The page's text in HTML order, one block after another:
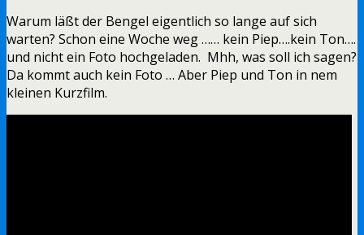
Warum läßt der Bengel eigentlich so lange auf sich
warten? Schon eine Woche weg …… kein Piep….kein Ton….
und nicht ein Foto hochgeladen. Mhh, was soll ich sagen?
Da kommt auch kein Foto … Aber Piep und Ton in nem
kleinen Kurzfilm.